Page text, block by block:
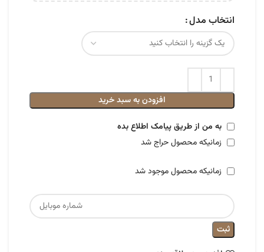
انتخاب مدل
افزودن به سبد خرید
به من از طریق پیامک اطلاع بده
زمانیکه محصول حراج شد
زمانیکه محصول موجود شد
ثبت